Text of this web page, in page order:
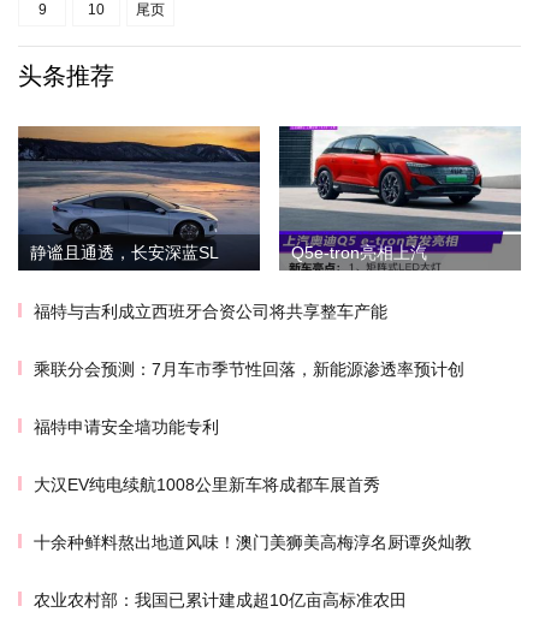
9 10 尾页
头条推荐
静谧且通透，长安深蓝SL Q5e-tron亮相上汽
福特与吉利成立西班牙合资公司将共享整车产能
乘联分会预测：7月车市季节性回落，新能源渗透率预计创
福特申请安全墙功能专利
大汉EV纯电续航1008公里新车将成都车展首秀
十余种鲜料熬出地道风味！澳门美狮美高梅淳名厨谭炎灿教
农业农村部：我国已累计建成超10亿亩高标准农田